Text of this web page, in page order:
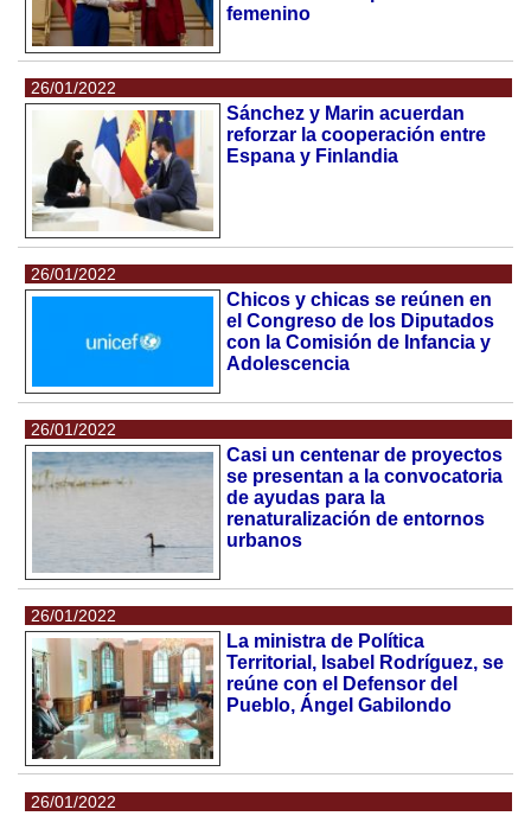
femenino
26/01/2022
Sánchez y Marin acuerdan
reforzar la cooperación entre
Espana y Finlandia
26/01/2022
Chicos y chicas se reúnen en
el Congreso de los Diputados
con la Comisión de Infancia y
Adolescencia
26/01/2022
Casi un centenar de proyectos
se presentan a la convocatoria
de ayudas para la
renaturalización de entornos
urbanos
26/01/2022
La ministra de Política
Territorial, Isabel Rodríguez, se
reúne con el Defensor del
Pueblo, Ángel Gabilondo
26/01/2022